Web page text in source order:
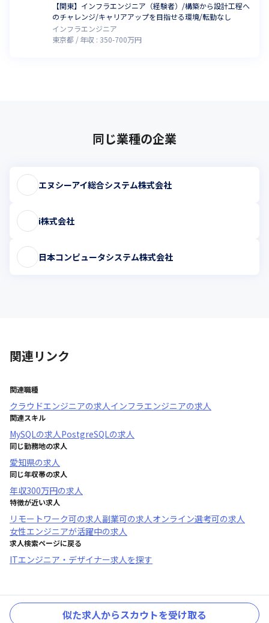
【関東】インフラエンジニア（経験者）/構築から設計工程へ
のチャレンジ/キャリアアップを目指せる環境/転勤なし
インフラエンジニア
東京都
年収 : 350-700万円
同じ業種の企業
エヌシーアイ総合システム株式会社
i株式会社
日本コンピュータシステム株式会社
関連リンク
関連職種
クラウドエンジニアの求人インフラエンジニアの求人
関連スキル
MySQLの求人PostgreSQLの求人
同じ勤務地の求人
愛知県の求人
同じ年収帯の求人
年収300万円の求人
特徴が近い求人
リモートワーク可の求人副業可の求人オンライン選考可の求人
女性エンジニアが活躍中の求人
求人検索ページに戻る
ITエンジニア・デザイナー求人を探す
似た求人からスカウトを受け取る